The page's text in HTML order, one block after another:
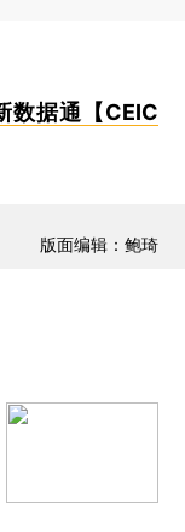
数据通【CEIC
版面编辑：鲍琦